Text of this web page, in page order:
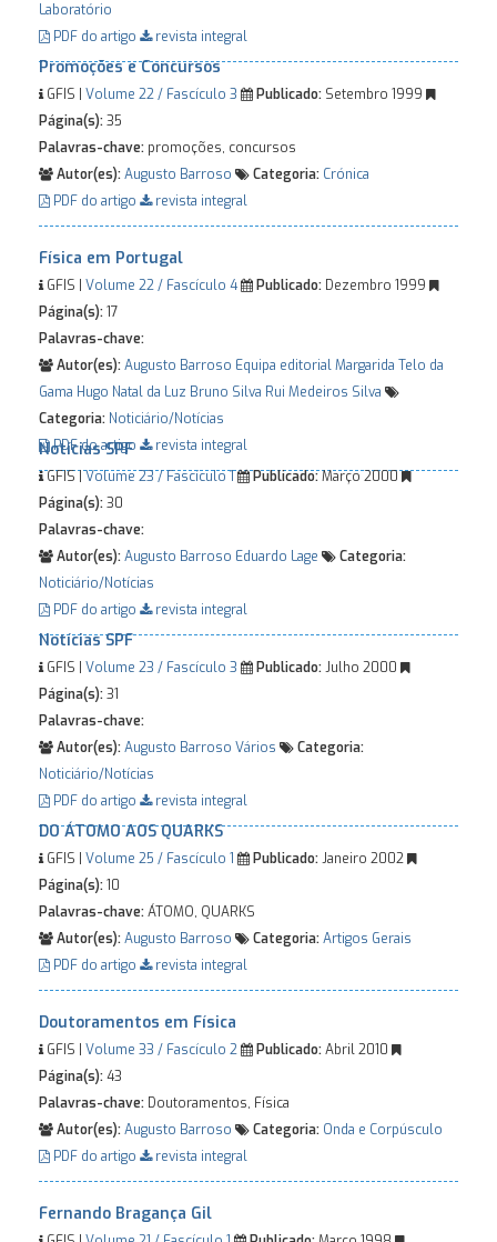
Laboratório
PDF do artigo
revista integral
Promoções e Concursos
GFIS | Volume 22 / Fascículo 3 Publicado: Setembro 1999
Página(s):35
Palavras-chave: promoções, concursos
Autor(es):Augusto Barroso Categoria: Crónica
PDF do artigo
revista integral
Física em Portugal
GFIS | Volume 22 / Fascículo 4 Publicado: Dezembro 1999
Página(s):17
Palavras-chave:
Autor(es):Augusto Barroso Equipa editorialMargarida Telo da
Gama Hugo Natal da Luz Bruno Silva Rui Medeiros Silva
Categoria: Noticiário/Notícias
PDF do artigo
revista integral
Notícias SPF
GFIS |Volume 23 / Fascículo 1 Publicado:Março 2000
Página(s):30
Palavras-chave:
Autor(es):Augusto Barroso Eduardo Lage
Categoria:
Noticiário/Notícias
PDF do artigo
revista integral
Notícias SPF
GFIS | Volume 23 / Fascículo 3 Publicado:Julho 2000
Página(s):31
Palavras-chave:
Autor(es):Augusto Barroso Vários
Categoria:
Noticiário/Notícias
PDF do artigo
revista integral
DO ÁTOMO AOS QUARKS
GFIS | Volume 25 / Fascículo 1 Publicado:Janeiro 2002
Página(s):10
Palavras-chave:ÁTOMO, QUARKS
Autor(es):Augusto Barroso Categoria:Artigos Gerais
PDF do artigo
revista integral
Doutoramentos em Física
GFIS | Volume 33 / Fascículo 2 Publicado:Abril 2010
Página(s):43
Palavras-chave: Doutoramentos, Física
Autor(es):Augusto Barroso Categoria: Onda e Corpúsculo
PDF do artigo
revista integral
Fernando Bragança Gil